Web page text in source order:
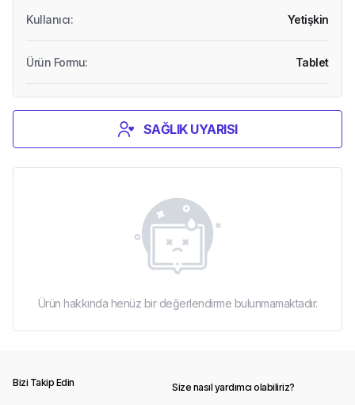
Kullanıcı: Yetişkin
Ürün Formu: Tablet
SAĞLIK UYARISI
Ürün hakkında henüz bir değerlendirme bulunmamaktadır.
Bizi Takip Edin Size nasıl yardımcı olabiliriz?